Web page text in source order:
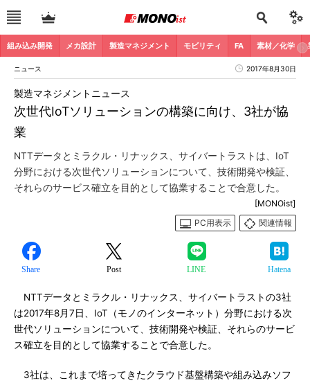
組み込み開発 メカ設計 製造マネジメント モビリティ FA 素材／化学
ニュース 2017年8月30日
次世代IoTソリューションの構築に向け、3社が協
業
製造マネジメントニュース
NTTデータとミラクル・リナックス、サイバートラストは、IoT
分野における次世代ソリューションについて、技術開発や検証、
それらのサービス確立を目的として協業することで合意した。
[MONOist]
PC用表示
関連情報
Share Post LINE Hatena
NTTデータとミラクル・リナックス、サイバートラストの3社
は2017年8月7日、IoT（モノのインターネット）分野における次
世代ソリューションについて、技術開発や検証、それらのサービ
ス確立を目的として協業することで合意した。
3社は、これまで培ってきたクラウド基盤構築や組み込みソフ